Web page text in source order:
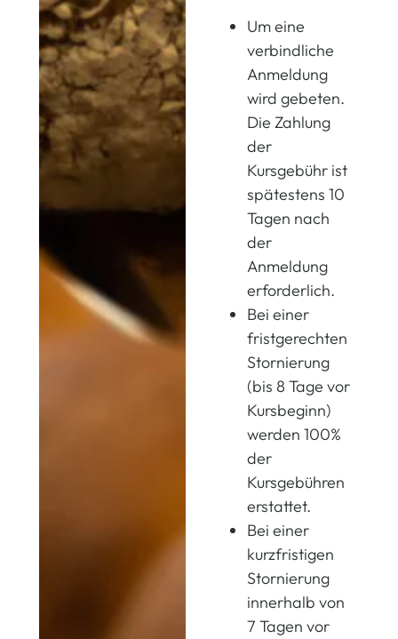
Um eine
verbindliche
Anmeldung
wird gebeten.
Die Zahlung
der
Kursgebühr ist
spätestens 10
Tagen nach
der
Anmeldung
erforderlich.
Bei einer
fristgerechten
Stornierung
(bis 8 Tage vor
Kursbeginn)
werden 100%
der
Kursgebühren
erstattet.
Bei einer
kurzfristigen
Stornierung
innerhalb von
7 Tagen vor